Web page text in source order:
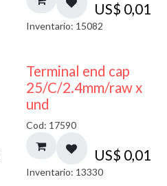
US$ 0,01
Inventario: 15082
Terminal end cap
25/C/2.4mm/raw x
und
Cod: 17590
US$ 0,01
Inventario: 13330